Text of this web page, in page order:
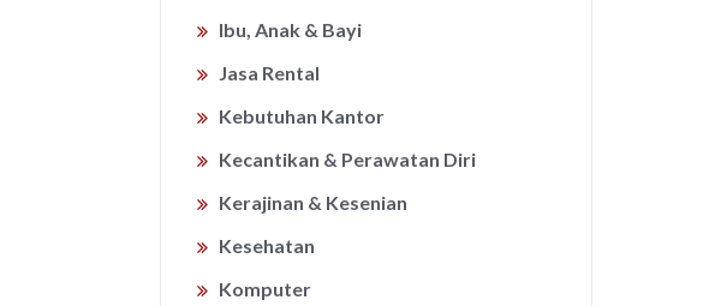
Ibu, Anak & Bayi
Jasa Rental
Kebutuhan Kantor
Kecantikan & Perawatan Diri
Kerajinan & Kesenian
Kesehatan
Komputer